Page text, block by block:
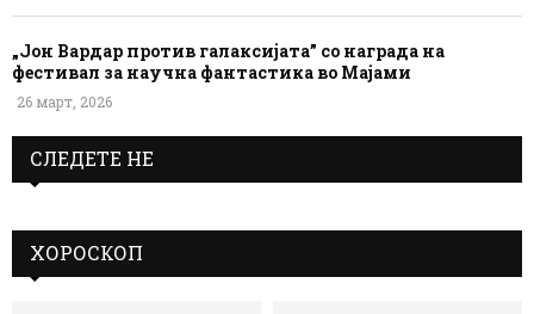
„Јон Вардар против галаксијата” со награда на
фестивал за научна фантастика во Мајами
26 март, 2026
СЛЕДЕТЕ НЕ
ХОРОСКОП